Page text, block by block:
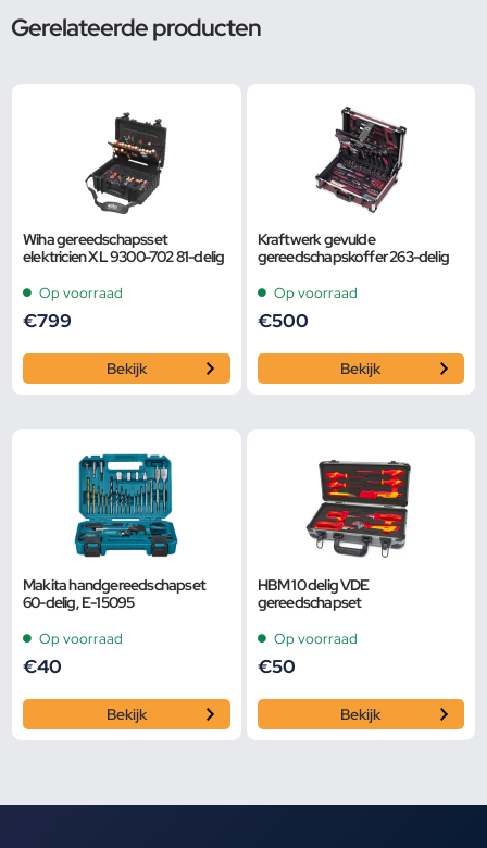
Gerelateerde producten
Wiha gereedschapsset
elektricien XL 9300-702 81-delig
Op voorraad
€799
Bekijk
Kraftwerk gevulde
gereedschapskoffer 263-delig
Op voorraad
€500
Bekijk
Makita handgereedschapset
60-delig, E-15095
Op voorraad
€40
Bekijk
HBM 10 delig VDE
gereedschapset
Op voorraad
€50
Bekijk